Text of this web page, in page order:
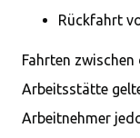
Rückfahrt
Fahrten zwischen
Arbeitsstätte
Arbeitnehmer